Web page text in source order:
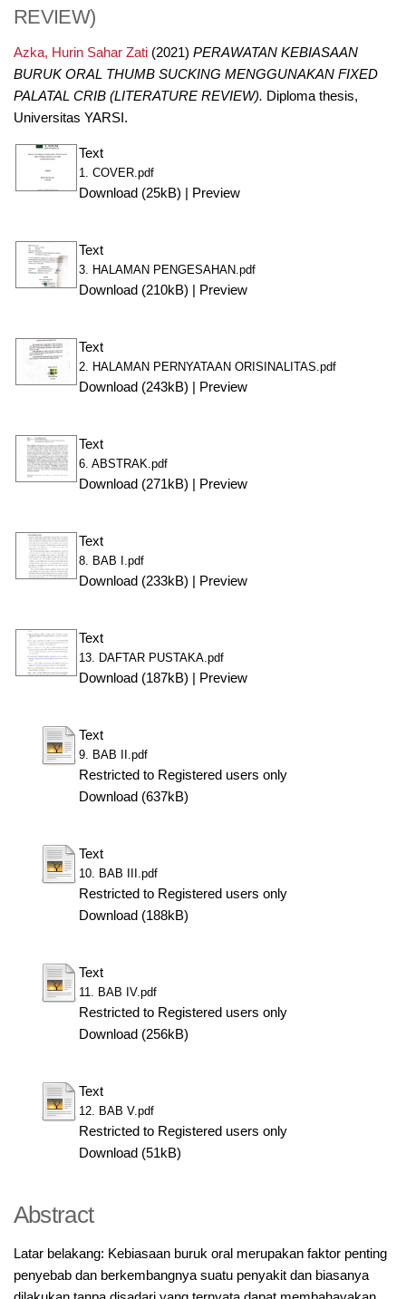
REVIEW)
Azka, Hurin Sahar Zati(2021) PERAWATAN KEBIASAAN
BURUK ORAL THUMB SUCKING MENGGUNAKAN FIXED
PALATAL CRIB (LITERATURE REVIEW). Diploma thesis,
Universitas YARSI.
Text
1. COVER.pdf
Download (25kB) Preview
Text
3. HALAMAN PENGESAHAN.pdf
Download (210kB) Preview
Text
2. HALAMAN PERNYATAAN ORISINALITAS.pdf
Download (243kB) Preview
Text
6. ABSTRAK.pdf
Download (271kB) Preview
Text
8. BAB I.pdf
Download (233kB) Preview
Text
13. DAFTAR PUSTAKA.pdf
Download (187kB) Preview
Text
9. BAB II.pdf
Restricted to Registered users only
Download (637kB)
Text
10. BAB III.pdf
Restricted to Registered users only
Download (188kB)
Text
11. BAB IV.pdf
Restricted to Registered users only
Download (256kB)
Text
12. BAB V.pdf
Restricted to Registered users only
Download (51kB)
Abstract
Latar belakang: Kebiasaan buruk oral merupakan faktor penting
penyebab dan berkembangnya suatu penyakit dan biasanya